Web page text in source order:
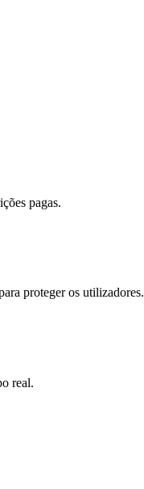
pagas.
proteger os utilizadores.
real.